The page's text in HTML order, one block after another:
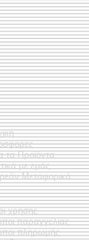
χρήσης
παραγγελίας
πληρωμής
τα Προϊόντα
με εμάς
Μεταφορικά